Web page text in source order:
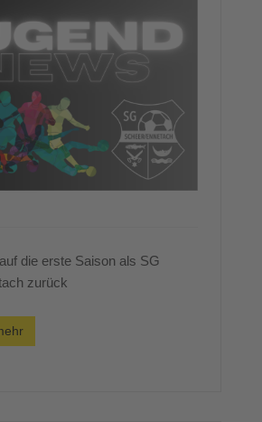
die erste Saison als SG
zurück